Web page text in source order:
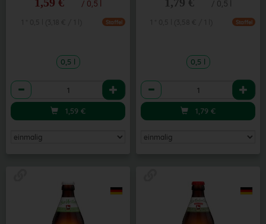
/ 0,5 l
Staffel
0,5 l
Anzahl
1,59 €
/ 0,5 l
Staffel
0,5 l
Anzahl
1,79 €